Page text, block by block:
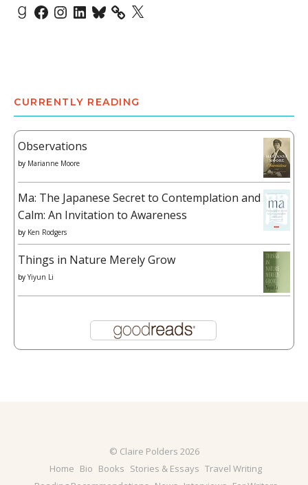
Goodreads
Facebook
Instagram
LinkedIn
Bluesky X
CURRENTLY READING
Observations
by Marianne Moore
Ma: The Japanese Secret to Contemplation and
Calm: An Invitation to Awareness
by Ken Rodgers
Things in Nature Merely Grow
by Yiyun Li
© Claire Polders 2026
Home Bio Books Stories & Essays Travel Writing